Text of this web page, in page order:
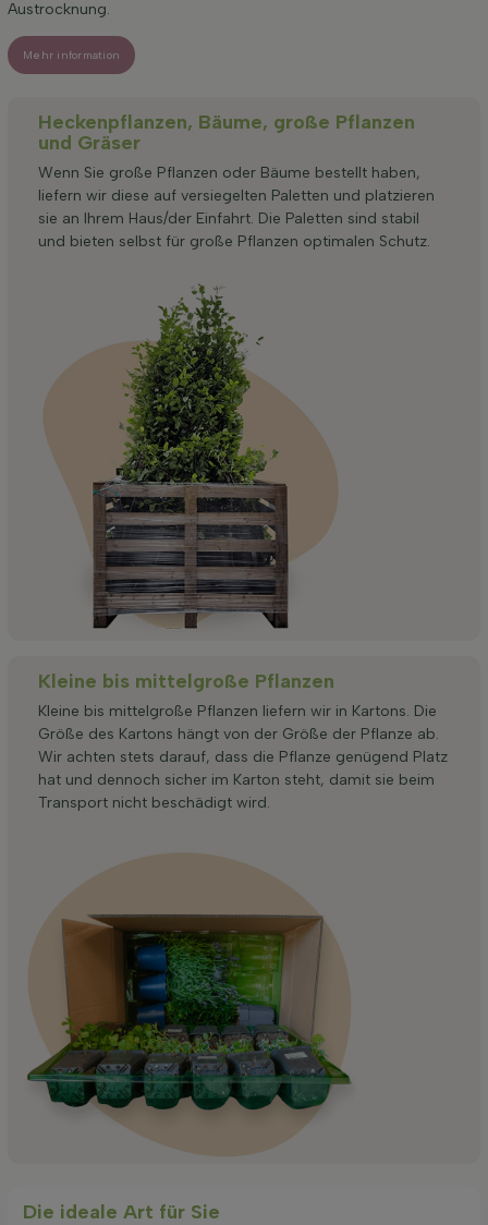
Austrocknung.
Mehr information
Heckenpflanzen, Bäume, große Pflanzen
und Gräser
Wenn Sie große Pflanzen oder Bäume bestellt haben,
liefern wir diese auf versiegelten Paletten und platzieren
sie an Ihrem Haus/der Einfahrt. Die Paletten sind stabil
und bieten selbst für große Pflanzen optimalen Schutz.
Kleine bis mittelgroße Pflanzen
Kleine bis mittelgroße Pflanzen liefern wir in Kartons. Die
Größe des Kartons hängt von der Größe der Pflanze ab.
Wir achten stets darauf, dass die Pflanze genügend Platz
hat und dennoch sicher im Karton steht, damit sie beim
Transport nicht beschädigt wird.
Die ideale Art für Sie